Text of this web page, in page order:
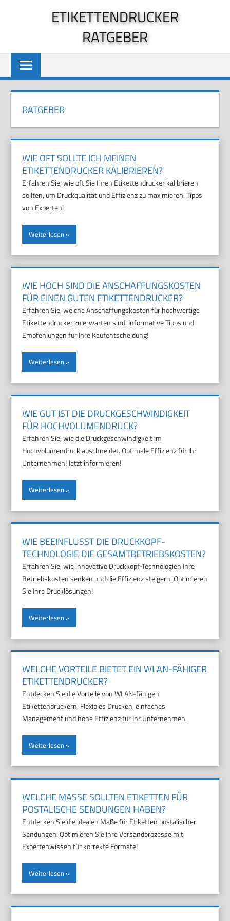
ETIKETTENDRUCKER
RATGEBER
RATGEBER
WIE OFT SOLLTE ICH MEINEN
ETIKETTENDRUCKER KALIBRIEREN?
Erfahren Sie, wie oft Sie Ihren Etikettendrucker kalibrieren
sollten, um Druckqualität und Effizienz zu maximieren. Tipps
von Experten!
Weiterlesen
WIE HOCH SIND DIE ANSCHAFFUNGSKOSTEN
FÜR EINEN GUTEN ETIKETTENDRUCKER?
Erfahren Sie, welche Anschaffungskosten für hochwertige
Etikettendrucker zu erwarten sind. Informative Tipps und
Empfehlungen für Ihre Kaufentscheidung!
Weiterlesen
WIE GUT IST DIE DRUCKGESCHWINDIGKEIT
FÜR HOCHVOLUMENDRUCK?
Erfahren Sie, wie die Druckgeschwindigkeit im
Hochvolumendruck abschneidet. Optimale Effizienz für Ihr
Unternehmen! Jetzt informieren!
Weiterlesen
WIE BEEINFLUSST DIE DRUCKKOPF-
TECHNOLOGIE DIE GESAMTBETRIEBSKOSTEN?
Erfahren Sie, wie innovative Druckkopf-Technologien Ihre
Betriebskosten senken und die Effizienz steigern. Optimieren
Sie Ihre Drucklösungen!
Weiterlesen
WELCHE VORTEILE BIETET EIN WLAN-FÄHIGER
ETIKETTENDRUCKER?
Entdecken Sie die Vorteile von WLAN-fähigen
Etikettendruckern: Flexibles Drucken, einfaches
Management und hohe Effizienz für Ihr Unternehmen.
Weiterlesen
WELCHE MASSE SOLLTEN ETIKETTEN FÜR P
OSTALISCHE SENDUNGEN HABEN?
Entdecken Sie die idealen Maße für Etiketten postalischer
Sendungen. Optimieren Sie Ihre Versandprozesse mit
Expertenwissen für korrekte Formate!
Weiterlesen